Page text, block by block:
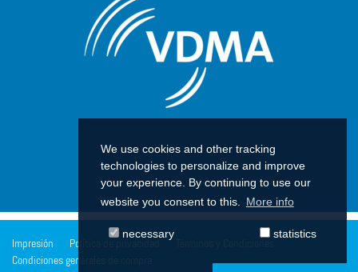
We use cookies and other tracking
technologies to personalize and improve
your experience. By continuing to use our
website you consent to this.
More info
necessary statistics
Impresión Política de privacidad
Condiciones generales de compra